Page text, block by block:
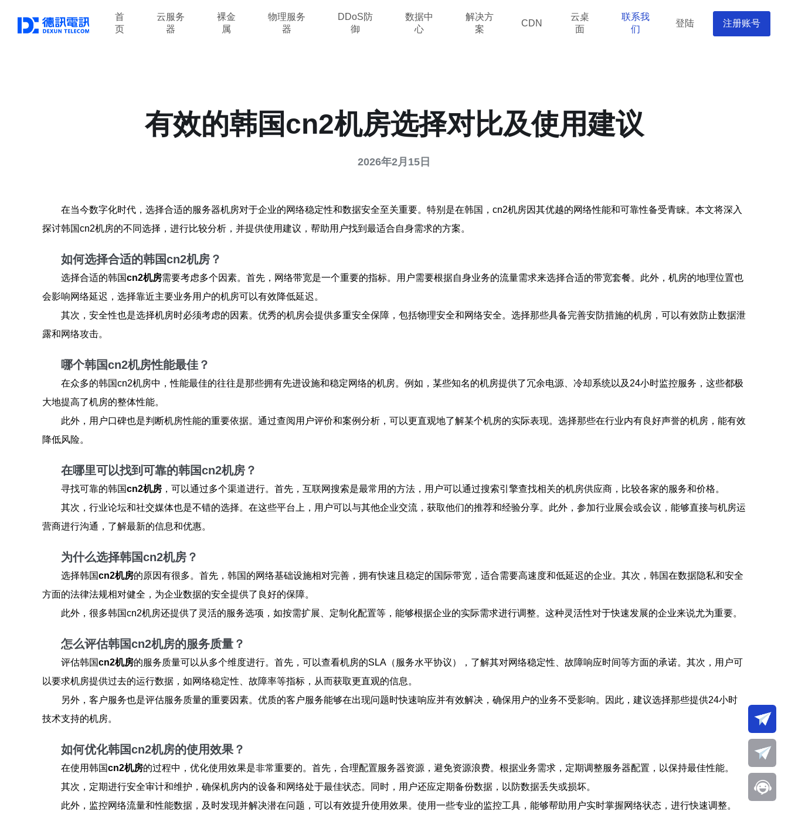
首
页
云服务
器
裸金
属
物理服务
器
DDoS防
御
数据中
心
解决方
案
CDN
云桌
面
联系我
们
登陆 注册账号
有效的韩国cn2机房选择对比及使用建议
2026年2月15日
在当今数字化时代，选择合适的服务器机房对于企业的网络稳定性和数据安全至关重要。特别是在韩国，cn2机房因其优越的网络性能和可靠性备受青睐。本文将深入
探讨韩国cn2机房的不同选择，进行比较分析，并提供使用建议，帮助用户找到最适合自身需求的方案。
如何选择合适的韩国cn2机房？
选择合适的韩国cn2机房需要考虑多个因素。首先，网络带宽是一个重要的指标。用户需要根据自身业务的流量需求来选择合适的带宽套餐。此外，机房的地理位置也
会影响网络延迟，选择靠近主要业务用户的机房可以有效降低延迟。
其次，安全性也是选择机房时必须考虑的因素。优秀的机房会提供多重安全保障，包括物理安全和网络安全。选择那些具备完善安防措施的机房，可以有效防止数据泄
露和网络攻击。
哪个韩国cn2机房性能最佳？
在众多的韩国cn2机房中，性能最佳的往往是那些拥有先进设施和稳定网络的机房。例如，某些知名的机房提供了冗余电源、冷却系统以及24小时监控服务，这些都极
大地提高了机房的整体性能。
此外，用户口碑也是判断机房性能的重要依据。通过查阅用户评价和案例分析，可以更直观地了解某个机房的实际表现。选择那些在行业内有良好声誉的机房，能有效
降低风险。
在哪里可以找到可靠的韩国cn2机房？
寻找可靠的韩国cn2机房 ，可以通过多个渠道进行。首先，互联网搜索是最常用的方法，用户可以通过搜索引擎查找相关的机房供应商，比较各家的服务和价格。
其次，行业论坛和社交媒体也是不错的选择。在这些平台上，用户可以与其他企业交流，获取他们的推荐和经验分享。此外，参加行业展会或会议，能够直接与机房运
营商进行沟通，了解最新的信息和优惠。
为什么选择韩国cn2机房？
选择韩国cn2机房的原因有很多。首先，韩国的网络基础设施相对完善，拥有快速且稳定的国际带宽，适合需要高速度和低延迟的企业。其次，韩国在数据隐私和安全
方面的法律法规相对健全，为企业数据的安全提供了良好的保障。
此外，很多韩国cn2机房还提供了灵活的服务选项，如按需扩展、定制化配置等，能够根据企业的实际需求进行调整。这种灵活性对于快速发展的企业来说尤为重要。
怎么评估韩国cn2机房的服务质量？
评估韩国cn2机房的服务质量可以从多个维度进行。首先，可以查看机房的SLA（服务水平协议），了解其对网络稳定性、故障响应时间等方面的承诺。其次，用户可
以要求机房提供过去的运行数据，如网络稳定性、故障率等指标，从而获取更直观的信息。
另外，客户服务也是评估服务质量的重要因素。优质的客户服务能够在出现问题时快速响应并有效解决，确保用户的业务不受影响。因此，建议选择那些提供24小时
技术支持的机房。
如何优化韩国cn2机房的使用效果？
在使用韩国cn2机房的过程中，优化使用效果是非常重要的。首先，合理配置服务器资源，避免资源浪费。根据业务需求，定期调整服务器配置，以保持最佳性能。
其次，定期进行安全审计和维护，确保机房内的设备和网络处于最佳状态。同时，用户还应定期备份数据，以防数据丢失或损坏。
此外，监控网络流量和性能数据，及时发现并解决潜在问题，可以有效提升使用效果。使用一些专业的监控工具，能够帮助用户实时掌握网络状态，进行快速调整。